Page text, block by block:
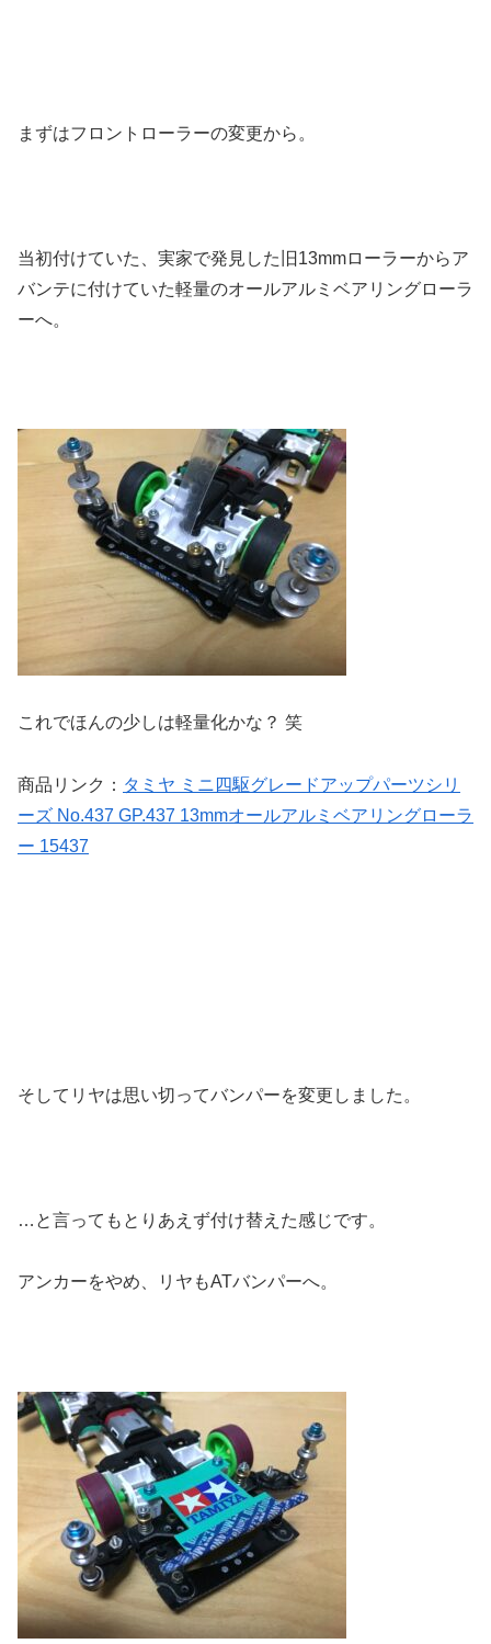
まずはフロントローラーの変更から。
当初付けていた、実家で発見した旧13mmローラーからア
バンテに付けていた軽量のオールアルミベアリングローラ
ーへ。
これでほんの少しは軽量化かな？ 笑
商品リンク： タミヤ ミニ四駆グレードアップパーツシリ
ーズ No.437 GP.437 13mmオールアルミベアリングローラ
ー 15437
そしてリヤは思い切ってバンパーを変更しました。
…と言ってもとりあえず付け替えた感じです。
アンカーをやめ、リヤもATバンパーへ。